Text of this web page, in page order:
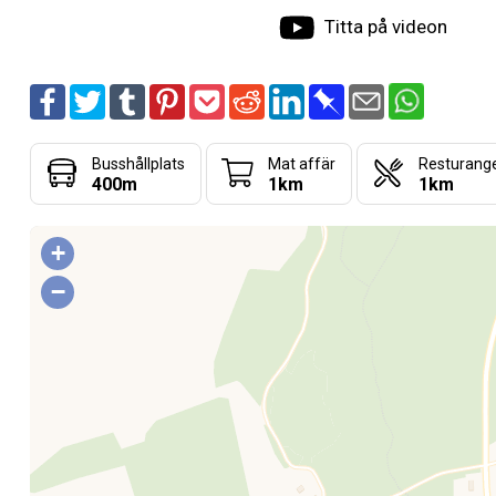
Titta på videon
Busshållplats
400m
Mat affär
1km 1km
+
−